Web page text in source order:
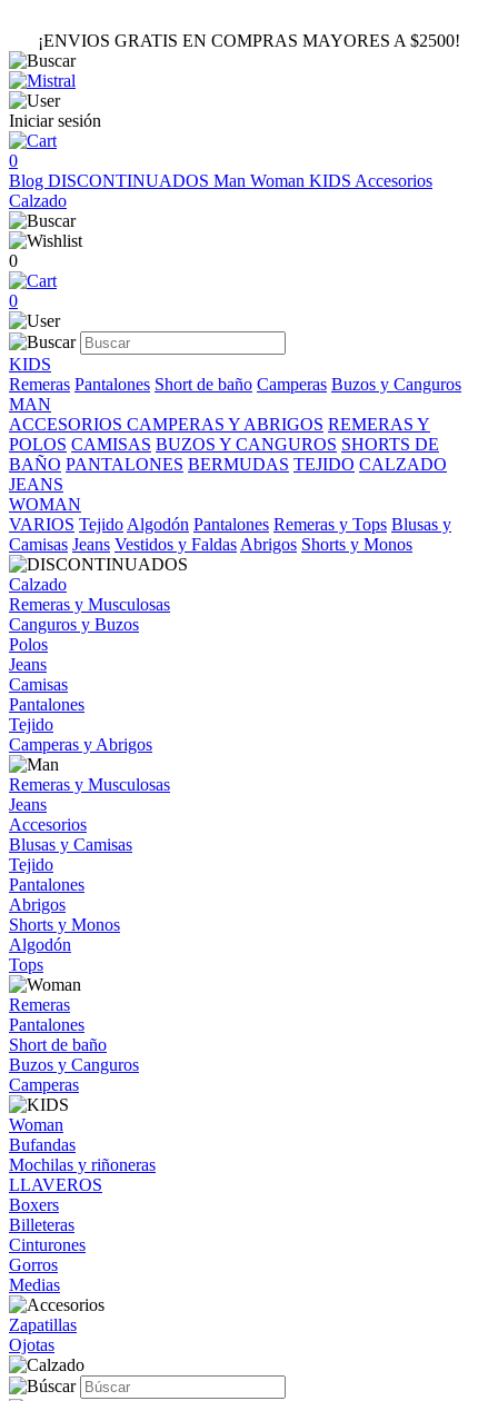
¡ENVIOS GRATIS EN COMPRAS MAYORES A $2500!
Iniciar sesión
0
Blog DISCONTINUADOS Man Woman KIDS Accesorios
Calzado
0
0
KIDS
Remeras Pantalones Short de baño Camperas Buzos y Canguros
MAN
ACCESORIOS CAMPERAS Y ABRIGOS REMERAS Y
POLOS CAMISAS BUZOS Y CANGUROS SHORTS DE
BAÑO PANTALONES BERMUDAS TEJIDO CALZADO
JEANS
WOMAN
VARIOS Tejido Algodón Pantalones Remeras y Tops Blusas y
Camisas Jeans Vestidos y Faldas Abrigos Shorts y Monos
Calzado
Remeras y Musculosas
Canguros y Buzos
Polos
Jeans
Camisas
Pantalones
Tejido
Camperas y Abrigos
Remeras y Musculosas
Jeans
Accesorios
Blusas y Camisas
Tejido
Pantalones
Abrigos
Shorts y Monos
Algodón
Tops
Remeras
Pantalones
Short de baño
Buzos y Canguros
Camperas
Woman
Bufandas
Mochilas y riñoneras
LLAVEROS
Boxers
Billeteras
Cinturones
Gorros
Medias
Zapatillas
Ojotas